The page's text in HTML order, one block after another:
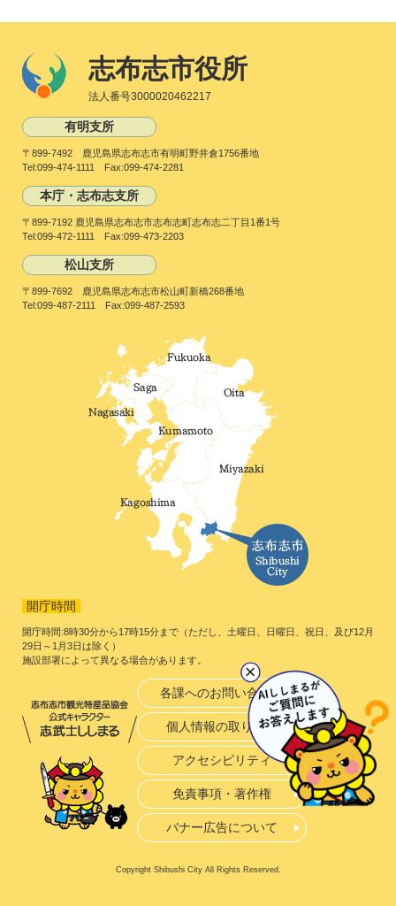
志布志市役所
法人番号3000020462217
有明支所
〒899-7492 鹿児島県志布志市有明町野井倉1756番地
Tel:099-474-1111 Fax:099-474-2281
本庁・志布志支所
〒899-7192 鹿児島県志布志市志布志町志布志二丁目1番1号
Tel:099-472-1111 Fax:099-473-2203
松山支所
〒899-7692 鹿児島県志布志市松山町新橋268番地
Tel:099-487-2111 Fax:099-487-2593
開庁時間
開庁時間:8時30分から17時15分まで（ただし、土曜日、日曜日、祝日、及び12月
29日～1月3日は除く）
施設部署によって異なる場合があります。
各課へのお問い合わせ
個人情報の取り扱い
アクセシビリティ
免責事項・著作権
バナー広告について
Copyright Shibushi City All Rights Reserved.